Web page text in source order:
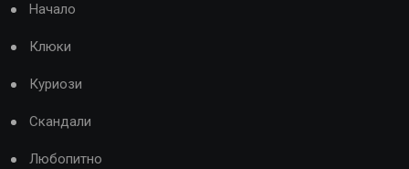
Начало
Клюки
Куриози
Скандали
Любопитно